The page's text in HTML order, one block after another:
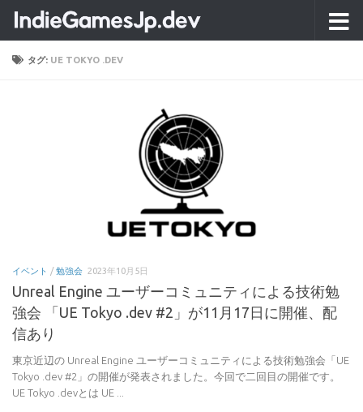
コンテンツへスキップ
タグ: UE TOKYO .DEV
イベント /勉強会 2023年10月5日
Unreal Engine ユーザーコミュニティによる技術勉
強会 「UE Tokyo .dev #2」が11月17日に開催、配
信あり
東京近辺の Unreal Engine ユーザーコミュニティによる技術勉強会「UE
Tokyo .dev #2」の開催が発表されました。今回で二回目の開催です。
UE Tokyo .devとは UE ...